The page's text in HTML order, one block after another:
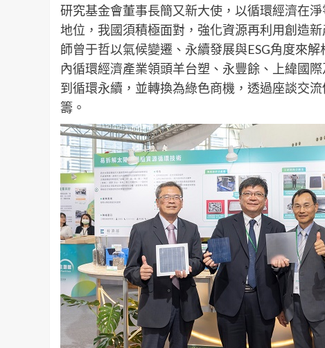
研究基金會董事長簡又新大使，以循環經濟在
地位，我國須積極面對，強化資源再利用創造
師曾于哲以氣候變遷、永續發展與ESG角度來
內循環經濟產業領頭羊台塑、永豐餘、上緯國
到循環永續，並轉換為綠色商機，透過座談交
籌。